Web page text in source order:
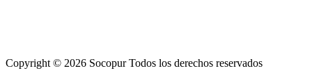
Copyright © 2026 Socopur Todos los derechos reservados